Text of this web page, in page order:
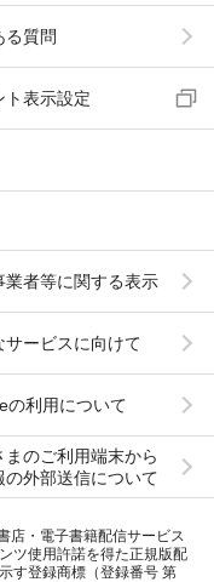
る質問
ト表示設定
業者等に関する表示
サービスに向けて
の利用について
まのご利用端末から
の外部送信について
店・電子書籍配信サービス
ツ使用許諾を得た正規版配
す登録商標（登録番号 第